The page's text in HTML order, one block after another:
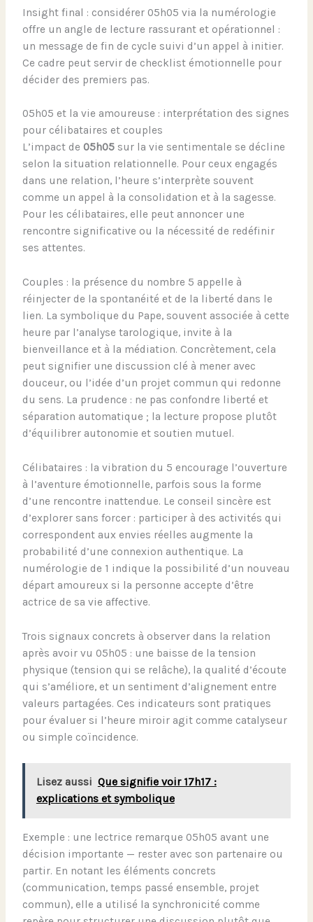
Insight final : considérer 05h05 via la numérologie
offre un angle de lecture rassurant et opérationnel :
un message de fin de cycle suivi d’un appel à initier.
Ce cadre peut servir de checklist émotionnelle pour
décider des premiers pas.
05h05 et la vie amoureuse : interprétation des signes
pour célibataires et couples
L’impact de 05h05 sur la vie sentimentale se décline
selon la situation relationnelle. Pour ceux engagés
dans une relation, l’heure s’interprète souvent
comme un appel à la consolidation et à la sagesse.
Pour les célibataires, elle peut annoncer une
rencontre significative ou la nécessité de redéfinir
ses attentes.
Couples : la présence du nombre 5 appelle à
réinjecter de la spontanéité et de la liberté dans le
lien. La symbolique du Pape, souvent associée à cette
heure par l’analyse tarologique, invite à la
bienveillance et à la médiation. Concrètement, cela
peut signifier une discussion clé à mener avec
douceur, ou l’idée d’un projet commun qui redonne
du sens. La prudence : ne pas confondre liberté et
séparation automatique ; la lecture propose plutôt
d’équilibrer autonomie et soutien mutuel.
Célibataires : la vibration du 5 encourage l’ouverture
à l’aventure émotionnelle, parfois sous la forme
d’une rencontre inattendue. Le conseil sincère est
d’explorer sans forcer : participer à des activités qui
correspondent aux envies réelles augmente la
probabilité d’une connexion authentique. La
numérologie de 1 indique la possibilité d’un nouveau
départ amoureux si la personne accepte d’être
actrice de sa vie affective.
Trois signaux concrets à observer dans la relation
après avoir vu 05h05 : une baisse de la tension
physique (tension qui se relâche), la qualité d’écoute
qui s’améliore, et un sentiment d’alignement entre
valeurs partagées. Ces indicateurs sont pratiques
pour évaluer si l’heure miroir agit comme catalyseur
ou simple coïncidence.
Lisez aussi Que signifie voir 17h17 :
explications et symbolique
Exemple : une lectrice remarque 05h05 avant une
décision importante — rester avec son partenaire ou
partir. En notant les éléments concrets
(communication, temps passé ensemble, projet
commun), elle a utilisé la synchronicité comme